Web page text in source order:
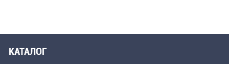
КАТАЛОГ